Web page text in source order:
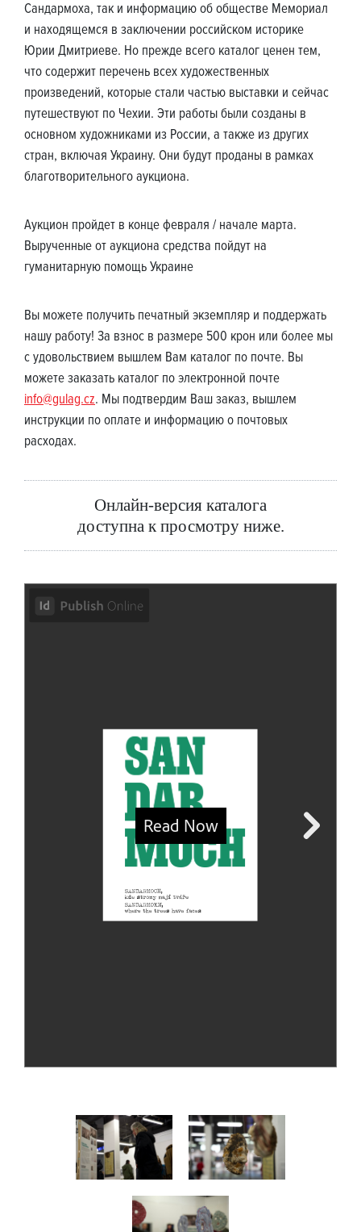
Сандармоха, так и информацию об обществе Мемориал
и находящемся в заключении российском историке
Юрии Дмитриеве. Но прежде всего каталог ценен тем,
что содержит перечень всех художественных
произведений, которые стали частью выставки и сейчас
путешествуют по Чехии. Эти работы были созданы в
основном художниками из России, а также из других
стран, включая Украину. Они будут проданы в рамках
благотворительного аукциона.
Аукцион пройдет в конце февраля / начале марта.
Вырученные от аукциона средства пойдут на
гуманитарную помощь Украине
Вы можете получить печатный экземпляр и поддержать
нашу работу! За взнос в размере 500 крон или более мы
с удовольствием вышлем Вам каталог по почте. Вы
можете заказать каталог по электронной почте
info@gulag.cz. Мы подтвердим Ваш заказ, вышлем
инструкции по оплате и информацию о почтовых
расходах.
Онлайн-версия каталога
доступна к просмотру ниже.